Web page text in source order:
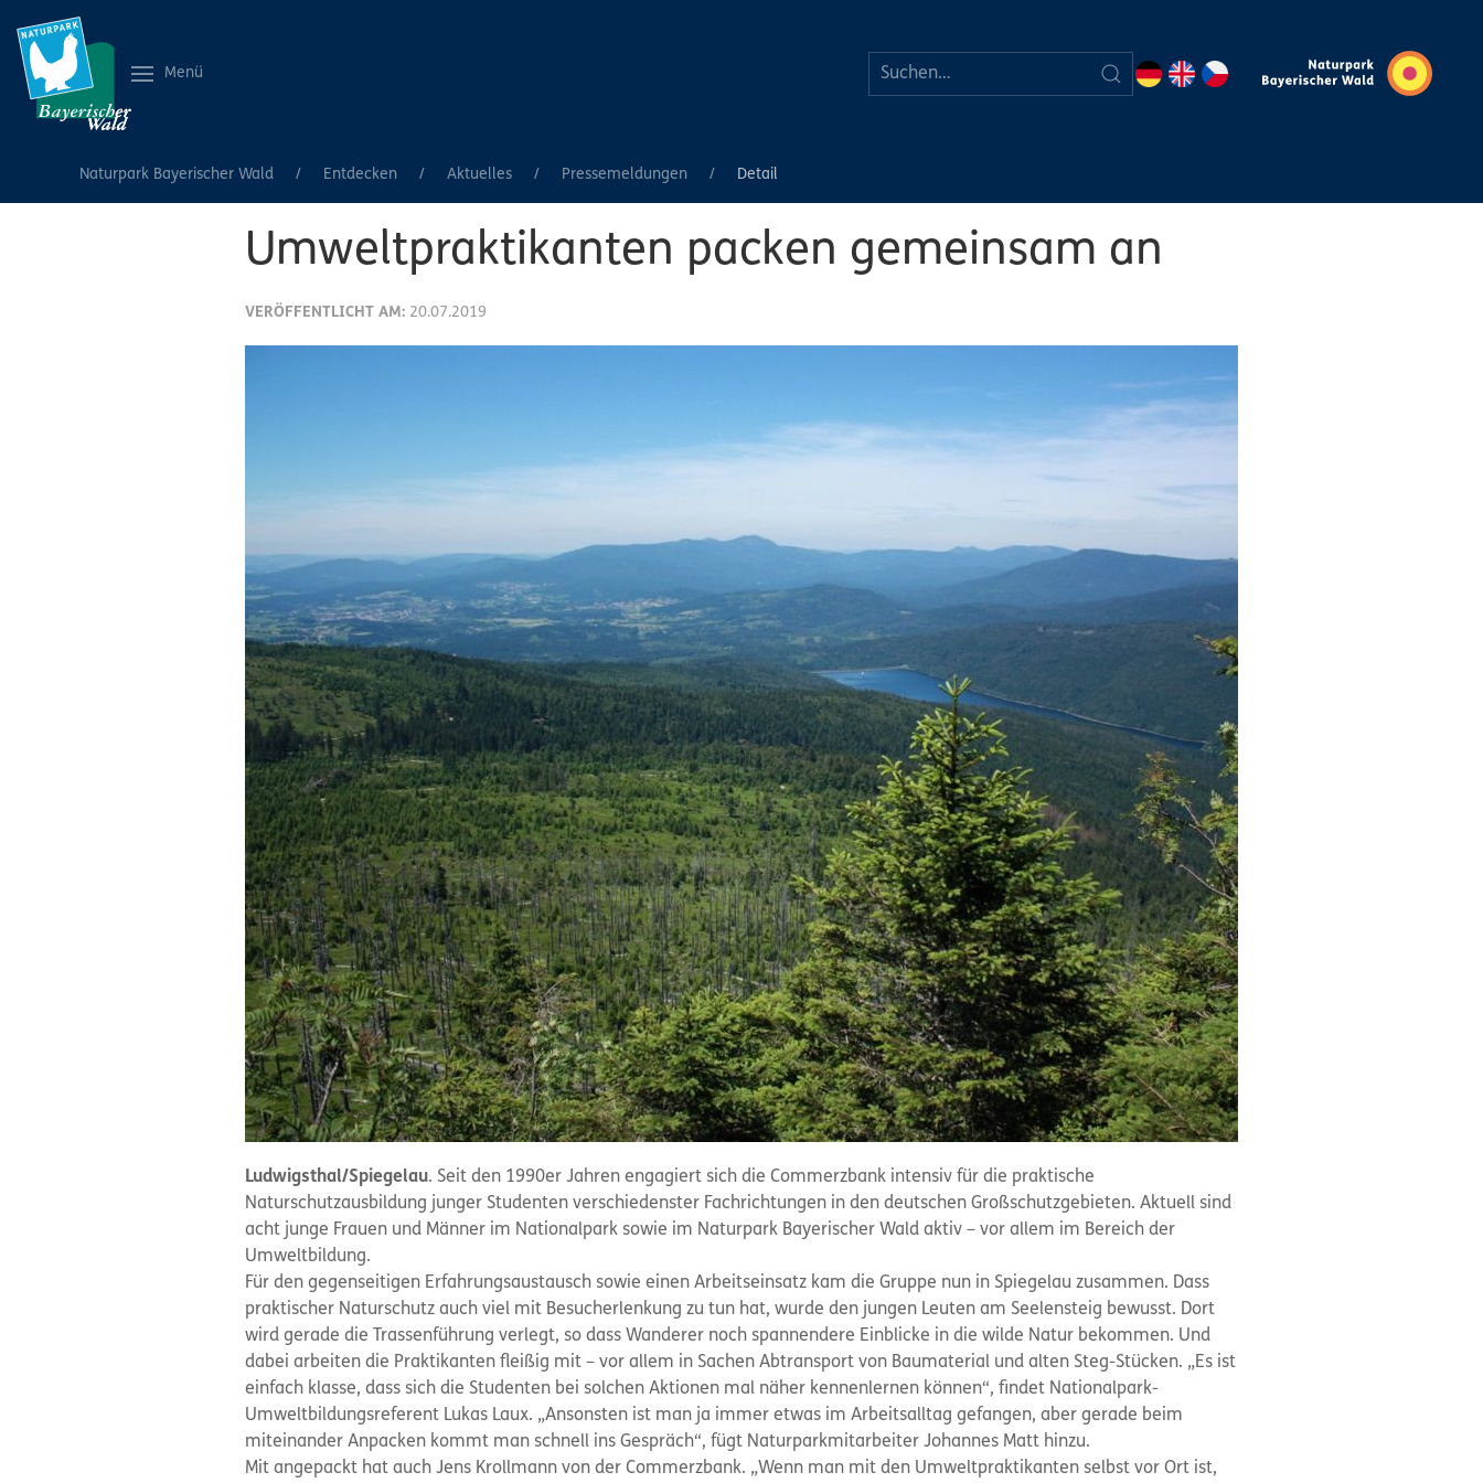
Menü
Naturpark Bayerischer Wald Entdecken Aktuelles Pressemeldungen Detail
Umweltpraktikanten packen gemeinsam an
VERÖFFENTLICHT AM: 20.07.2019
Ludwigsthal/Spiegelau. Seit den 1990er Jahren engagiert sich die Commerzbank intensiv für die praktische
Naturschutzausbildung junger Studenten verschiedenster Fachrichtungen in den deutschen Großschutzgebieten. Aktuell sind
acht junge Frauen und Männer im Nationalpark sowie im Naturpark Bayerischer Wald aktiv – vor allem im Bereich der
Umweltbildung.
Für den gegenseitigen Erfahrungsaustausch sowie einen Arbeitseinsatz kam die Gruppe nun in Spiegelau zusammen. Dass
praktischer Naturschutz auch viel mit Besucherlenkung zu tun hat, wurde den jungen Leuten am Seelensteig bewusst. Dort
wird gerade die Trassenführung verlegt, so dass Wanderer noch spannendere Einblicke in die wilde Natur bekommen. Und
dabei arbeiten die Praktikanten fleißig mit – vor allem in Sachen Abtransport von Baumaterial und alten Steg-Stücken. „Es ist
einfach klasse, dass sich die Studenten bei solchen Aktionen mal näher kennenlernen können“, findet Nationalpark-
Umweltbildungsreferent Lukas Laux. „Ansonsten ist man ja immer etwas im Arbeitsalltag gefangen, aber gerade beim
miteinander Anpacken kommt man schnell ins Gespräch“, fügt Naturparkmitarbeiter Johannes Matt hinzu.
Mit angepackt hat auch Jens Krollmann von der Commerzbank. „Wenn man mit den Umweltpraktikanten selbst vor Ort ist,